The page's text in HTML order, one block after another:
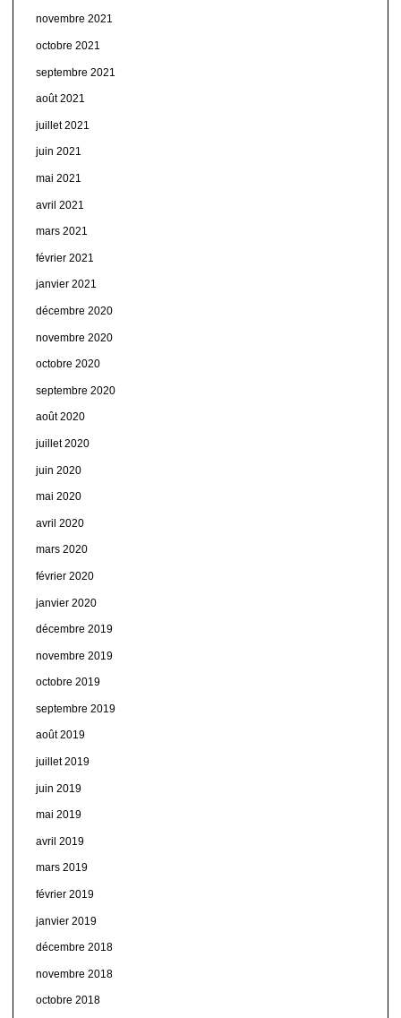
novembre 2021
octobre 2021
septembre 2021
août 2021
juillet 2021
juin 2021
mai 2021
avril 2021
mars 2021
février 2021
janvier 2021
décembre 2020
novembre 2020
octobre 2020
septembre 2020
août 2020
juillet 2020
juin 2020
mai 2020
avril 2020
mars 2020
février 2020
janvier 2020
décembre 2019
novembre 2019
octobre 2019
septembre 2019
août 2019
juillet 2019
juin 2019
mai 2019
avril 2019
mars 2019
février 2019
janvier 2019
décembre 2018
novembre 2018
octobre 2018